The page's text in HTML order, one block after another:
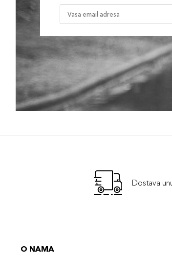
Dostava
O NAMA